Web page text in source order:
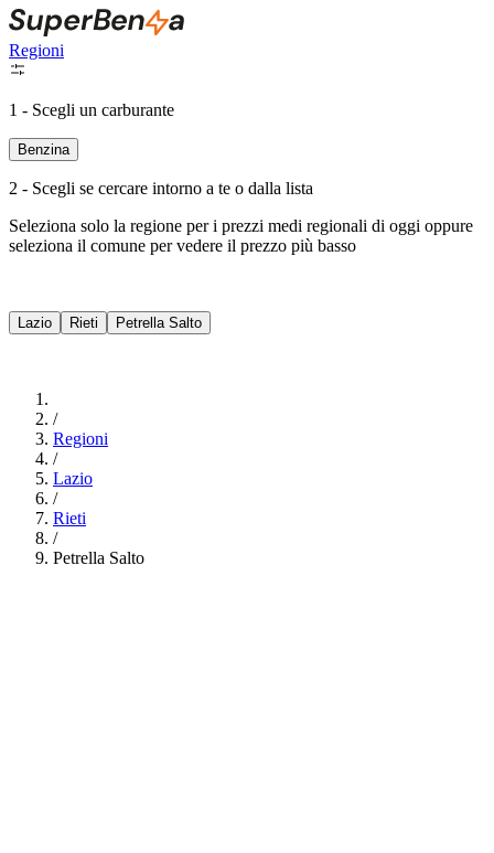
Regioni
1 - Scegli un carburante
Benzina
2 - Scegli se cercare intorno a te o dalla lista
Seleziona solo la regione per i prezzi medi regionali di oggi oppure
seleziona il comune per vedere il prezzo più basso
Lazio Rieti Petrella Salto
/
Regioni
/
Lazio
/
Rieti
/
Petrella Salto